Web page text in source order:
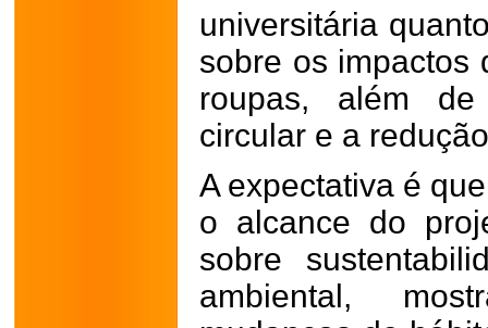
universitária
sobre os impactos
roupas, além
circular e a
A expectativa é
o alcance do
sobre
ambiental,